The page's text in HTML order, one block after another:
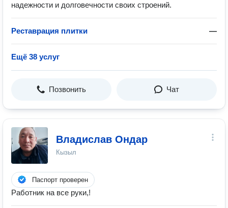
надежности и долговечности своих строений.
Реставрация плитки —
Ещё 38 услуг
Позвонить Чат
Владислав Ондар
Кызыл
Паспорт проверен
Работник на все руки,!